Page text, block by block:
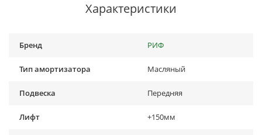
Характеристики
Бренд РИФ
Тип амортизатора Масляный
Подвеска Передняя
Лифт +150мм